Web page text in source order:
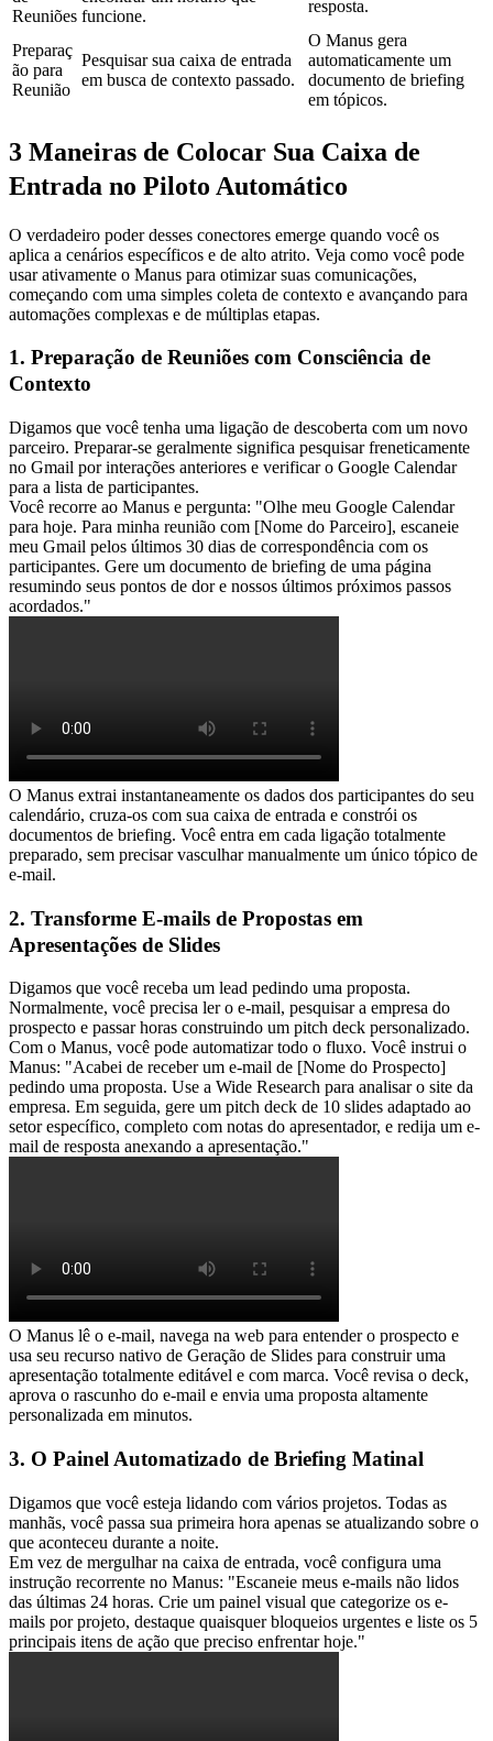
Reuniões funcione.
resposta.
Preparaç
ão para
Reunião
Pesquisar sua caixa de entrada
em busca de contexto passado.
O Manus gera
automaticamente um
documento de briefing
em tópicos.
3 Maneiras de Colocar Sua Caixa de
Entrada no Piloto Automático
O verdadeiro poder desses conectores emerge quando você os
aplica a cenários específicos e de alto atrito. Veja como você pode
usar ativamente o Manus para otimizar suas comunicações,
começando com uma simples coleta de contexto e avançando para
automações complexas e de múltiplas etapas.
1. Preparação de Reuniões com Consciência de
Contexto
Digamos que você tenha uma ligação de descoberta com um novo
parceiro. Preparar-se geralmente significa pesquisar freneticamente
no Gmail por interações anteriores e verificar o Google Calendar
para a lista de participantes.
Você recorre ao Manus e pergunta: "Olhe meu Google Calendar
para hoje. Para minha reunião com [Nome do Parceiro], escaneie
meu Gmail pelos últimos 30 dias de correspondência com os
participantes. Gere um documento de briefing de uma página
resumindo seus pontos de dor e nossos últimos próximos passos
acordados."
O Manus extrai instantaneamente os dados dos participantes do seu
calendário, cruza-os com sua caixa de entrada e constrói os
documentos de briefing. Você entra em cada ligação totalmente
preparado, sem precisar vasculhar manualmente um único tópico de
e-mail.
2. Transforme E-mails de Propostas em
Apresentações de Slides
Digamos que você receba um lead pedindo uma proposta.
Normalmente, você precisa ler o e-mail, pesquisar a empresa do
prospecto e passar horas construindo um pitch deck personalizado.
Com o Manus, você pode automatizar todo o fluxo. Você instrui o
Manus: "Acabei de receber um e-mail de [Nome do Prospecto]
pedindo uma proposta. Use a Wide Research para analisar o site da
empresa. Em seguida, gere um pitch deck de 10 slides adaptado ao
setor específico, completo com notas do apresentador, e redija um e-
mail de resposta anexando a apresentação."
O Manus lê o e-mail, navega na web para entender o prospecto e
usa seu recurso nativo de Geração de Slides para construir uma
apresentação totalmente editável e com marca. Você revisa o deck,
aprova o rascunho do e-mail e envia uma proposta altamente
personalizada em minutos.
3. O Painel Automatizado de Briefing Matinal
Digamos que você esteja lidando com vários projetos. Todas as
manhãs, você passa sua primeira hora apenas se atualizando sobre o
que aconteceu durante a noite.
Em vez de mergulhar na caixa de entrada, você configura uma
instrução recorrente no Manus: "Escaneie meus e-mails não lidos
das últimas 24 horas. Crie um painel visual que categorize os e-
mails por projeto, destaque quaisquer bloqueios urgentes e liste os 5
principais itens de ação que preciso enfrentar hoje."